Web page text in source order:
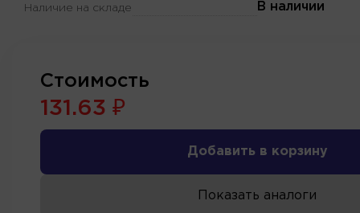
Наличие на складе В наличии
Стоимость
131.63 ₽
Добавить в корзину
Показать аналоги